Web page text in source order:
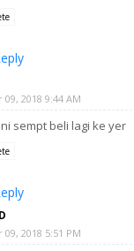
2018 9:44 AM
sempt beli lagi ke yer
2018 5:51 PM